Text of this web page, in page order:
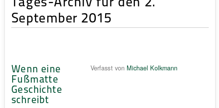
September 2015
Wenn eine
Fußmatte
Geschichte
schreibt
Verfasst von Michael Kolkmann